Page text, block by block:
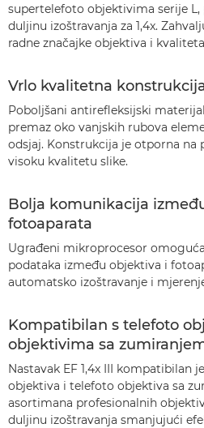
supertelefoto objektivima serije
duljinu izoštravanja za 1,4x.
radne značajke objektiva i
Vrlo kvalitetna
Poboljšani antirefleksijski
premaz oko vanjskih rubova
odsjaj. Konstrukcija je otporna na
visoku kvalitetu slike.
Bolja komunikacija
fotoaparata
Ugrađeni mikroprocesor
podataka između objektiva i
automatsko izoštravanje i
Kompatibilan s telefoto
objektivima sa
Nastavak EF 1,4x III kompatibilan
objektiva i telefoto objektiva sa
asortimana profesionalnih
duljinu izoštravanja smanjujući